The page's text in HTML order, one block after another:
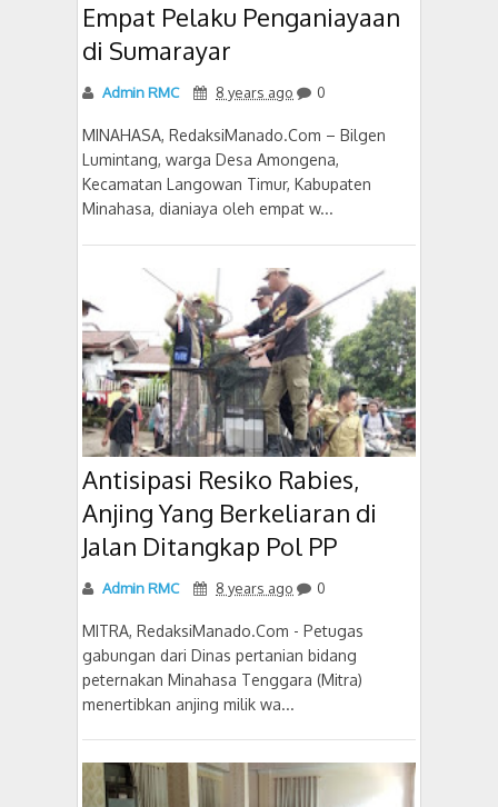
Empat Pelaku Penganiayaan
di Sumarayar
Admin RMC 8 years ago 0
MINAHASA, RedaksiManado.Com – Bilgen
Lumintang, warga Desa Amongena,
Kecamatan Langowan Timur, Kabupaten
Minahasa, dianiaya oleh empat w...
Antisipasi Resiko Rabies,
Anjing Yang Berkeliaran di
Jalan Ditangkap Pol PP
Admin RMC 8 years ago 0
MITRA, RedaksiManado.Com - Petugas
gabungan dari Dinas pertanian bidang
peternakan Minahasa Tenggara (Mitra)
menertibkan anjing milik wa...